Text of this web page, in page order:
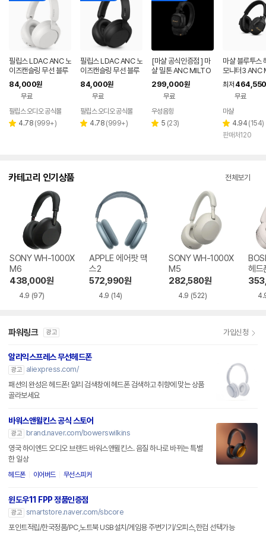
필립스 LDAC ANC 노
이즈캔슬링 무선 블루
투스 헤드셋 TAH800
0
84,000원
무료
필립스 오디오 공식몰
별 4.78 리
(999+)
필립스 LDAC ANC 노
이즈캔슬링 무선 블루
투스 헤드셋 TAH800
0
84,000원
무료
필립스 오디오 공식몰
별 4.78 리
(999+)
[마샬 공식인증점 ] 마
샬 밀톤 ANC MILTO
N A.N.C 블루투스 헤
드폰 / 소비코AV 정품
299,000원
무료
페이
우성음향
별 5 리
(23)
마샬 블루투스
모니터3 ANC
TOR III 노이즈
최저 464,550
무료
마샬
별
점
4.94 리
뷰
(154)
판매처120
카테고리 인기상품 전체보기
SONY WH-1000X
M6
438,000원
4.9 (97)
APPLE 에어팟 맥
스2
572,990원
4.9 (14)
SONY WH-1000X
M5
282,580원
4.9 (522)
헤드
파워링크 광고 가입신청
알리익스프레스 무선헤드폰
광고
aliexpress.com/
패션의 완성은 헤드폰! 알리 검색창에 헤드폰 검색하고 취향에 맞는 상품
골라보세요
바워스앤윌킨스 공식 스토어
광고
brand.naver.com/bowerswilkins
영국 하이엔드 오디오 브랜드 바워스앤윌킨스. 음질 하나로 바뀌는 특별
한 일상
헤드폰 이어버드 무선스피커
윈도우11 FPP 정품인증점
광고 smartstore.naver.com/sbcore
포인트적립/한국정품/PC,노트북 USB설치/게임용 주변기기/오피스,한컴 선택가능